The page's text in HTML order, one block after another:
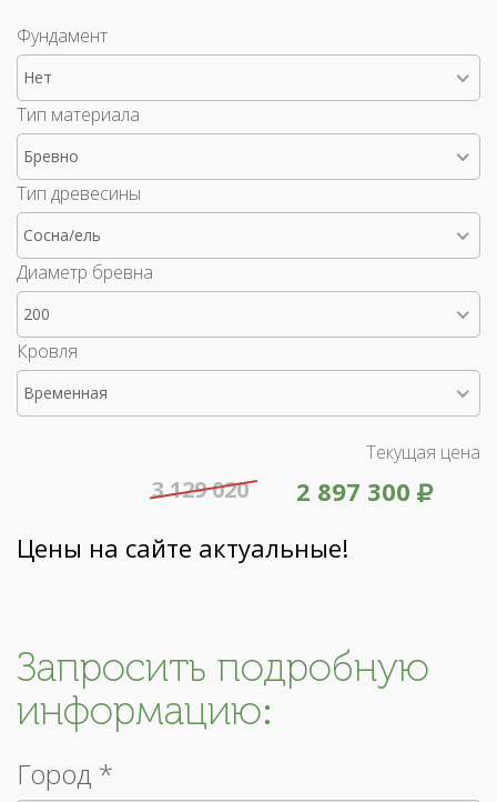
Фундамент
Нет
Тип материала
Бревно
Тип древесины
Сосна/ель
Диаметр бревна
200
Кровля
Временная
Текущая цена
2 897 300
3 129 020
Цены на сайте актуальные!
Запросить подробную
информацию:
Город *